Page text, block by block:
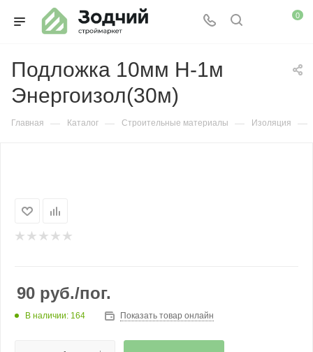
0
Подложка 10мм H-1м
Энергоизол(30м)
Главная — Каталог — Строительные материалы — Изоляция —
90 руб./пог.
В наличии: 164 Показать товар онлайн